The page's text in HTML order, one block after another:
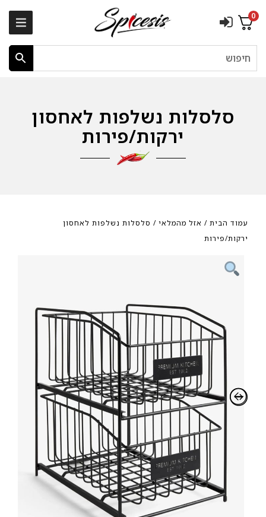
0
חיפוש
סלסלות נשלפות לאחסון
ירקות/פירות
עמוד הבית / אזל מהמלאי / סלסלות נשלפות לאחסון
ירקות/פירות